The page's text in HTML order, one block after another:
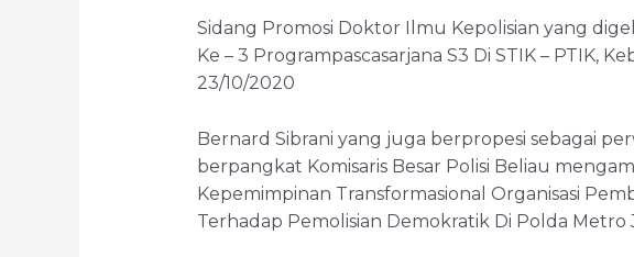
Sidang Promosi Doktor Ilmu Kepolisian yang
Ke – 3 Programpascasarjana S3 Di STIK – PTIK,
23/10/2020
Bernard Sibrani yang juga berpropesi sebagai
berpangkat Komisaris Besar Polisi Beliau
Kepemimpinan Transformasional Organisasi
Terhadap Pemolisian Demokratik Di Polda Metro